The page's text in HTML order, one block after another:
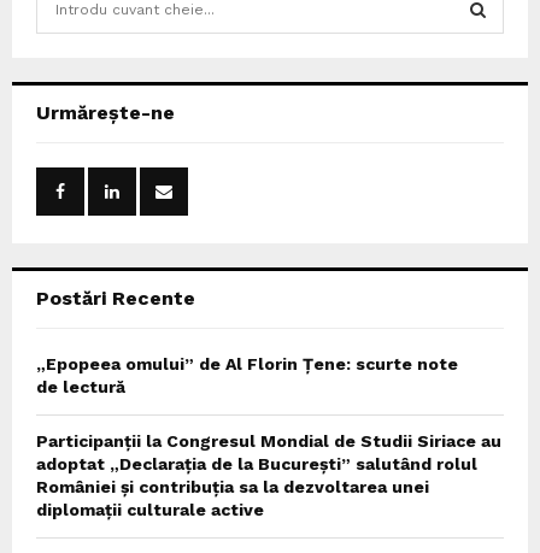
h
Urmărește-ne
Postări Recente
„Epopeea omului” de Al Florin Țene: scurte note
de lectură
Participanții la Congresul Mondial de Studii Siriace au
adoptat „Declarația de la București” salutând rolul
României și contribuția sa la dezvoltarea unei
diplomații culturale active